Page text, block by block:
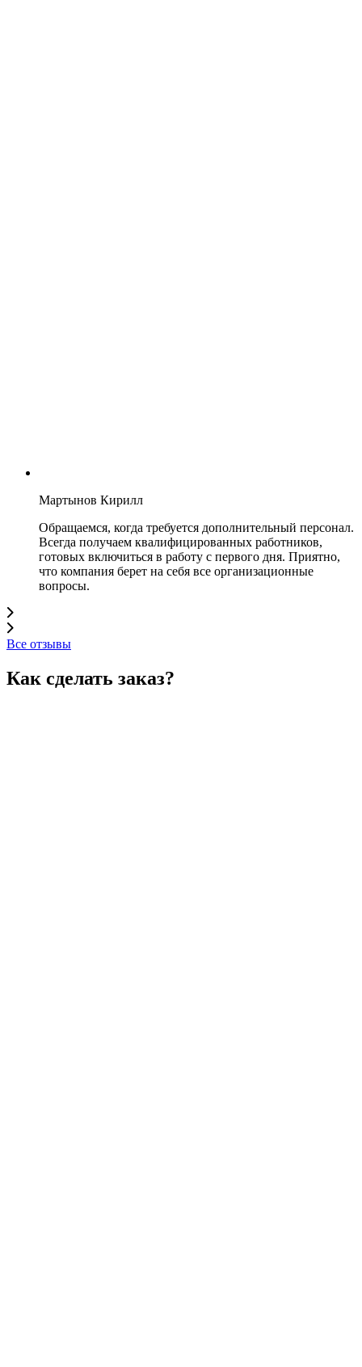
Мартынов Кирилл
Обращаемся, когда требуется дополнительный персонал.
Всегда получаем квалифицированных работников,
готовых включиться в работу с первого дня. Приятно,
что компания берет на себя все организационные
вопросы.
Все отзывы
Как сделать заказ?